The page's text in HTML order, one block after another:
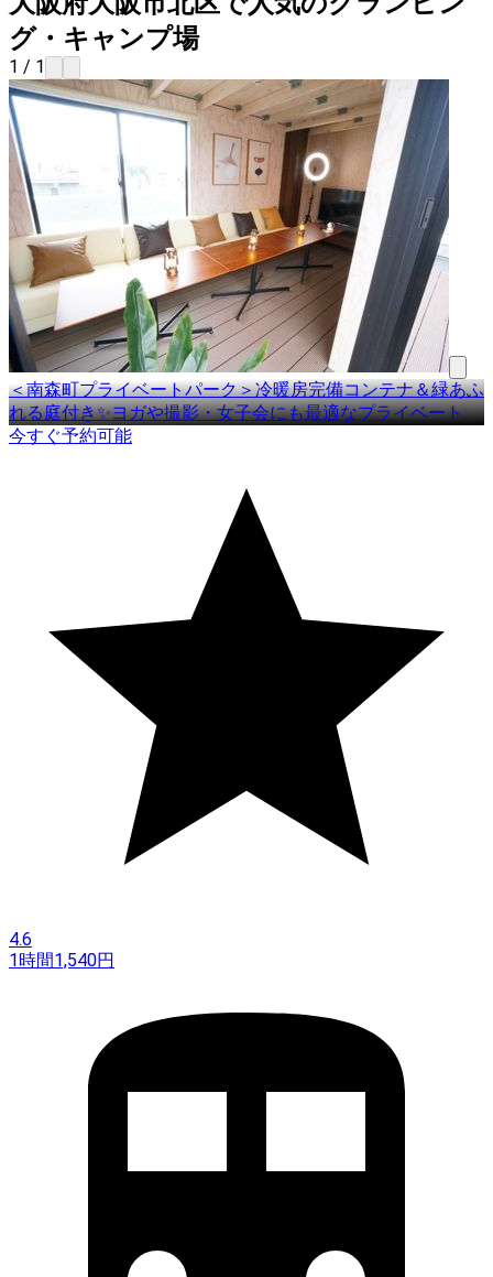
グ・キャンプ場
1 / 1
＜南森町プライベートパーク＞冷暖房完備コンテナ＆緑あふ
れる庭付き✨ヨガや撮影・女子会にも最適なプライベート…
今すぐ予約可能
4.6
1時間1,540円